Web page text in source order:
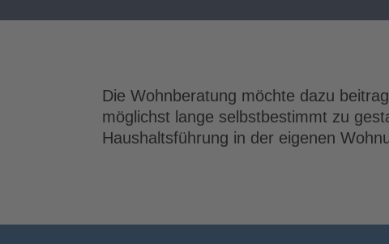
Die Wohnberatung möchte dazu
möglichst lange selbstbestimmt zu
Haushaltsführung in der eigenen